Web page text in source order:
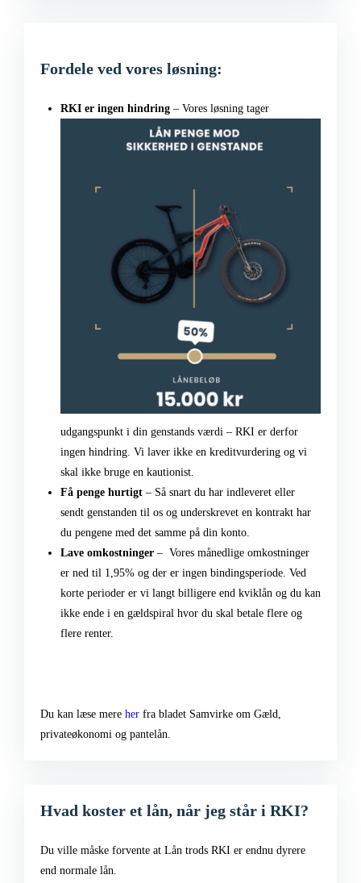
Fordele ved vores løsning:
RKI er ingen hindring – Vores løsning tager
udgangspunkt i din genstands værdi – RKI er derfor
ingen hindring. Vi laver ikke en kreditvurdering og vi
skal ikke bruge en kautionist.
Få penge hurtigt – Så snart du har indleveret eller
sendt genstanden til os og underskrevet en kontrakt har
du pengene med det samme på din konto.
Lave omkostninger – Vores månedlige omkostninger
er ned til 1,95% og der er ingen bindingsperiode. Ved
korte perioder er vi langt billigere end kviklån og du kan
ikke ende i en gældspiral hvor du skal betale flere og
flere renter.
Du kan læse mere her fra bladet Samvirke om Gæld,
privateøkonomi og pantelån.
Hvad koster et lån, når jeg står i RKI?
Du ville måske forvente at Lån trods RKI er endnu dyrere
end normale lån.